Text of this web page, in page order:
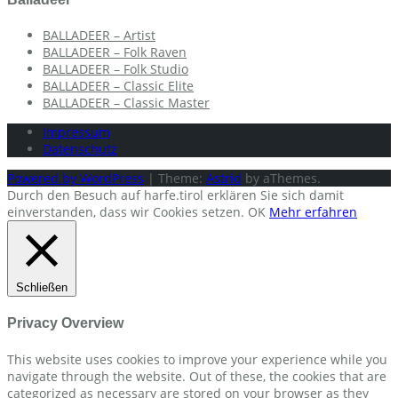
BALLADEER – Artist
BALLADEER – Folk Raven
BALLADEER – Folk Studio
BALLADEER – Classic Elite
BALLADEER – Classic Master
Impressum
Datenschutz
Powered by WordPress | Theme: Astrid by aThemes.
Durch den Besuch auf harfe.tirol erklären Sie sich damit
einverstanden, dass wir Cookies setzen. OK Mehr erfahren
Schließen
Privacy Overview
This website uses cookies to improve your experience while you
navigate through the website. Out of these, the cookies that are
categorized as necessary are stored on your browser as they